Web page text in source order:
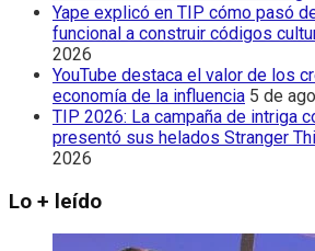
Yape explicó en TIP cómo pasó
funcional a construir códigos
2026
YouTube destaca el valor de los
economía de la influencia 5 de
TIP 2026: La campaña de intriga
presentó sus helados Stranger
2026
Lo + leído